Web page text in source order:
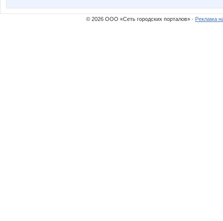
© 2026 ООО «Сеть городских порталов» · Реклама